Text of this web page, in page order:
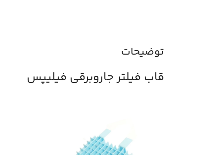
توضیحات
قاب فیلتر جاروبرقی فیلیپس